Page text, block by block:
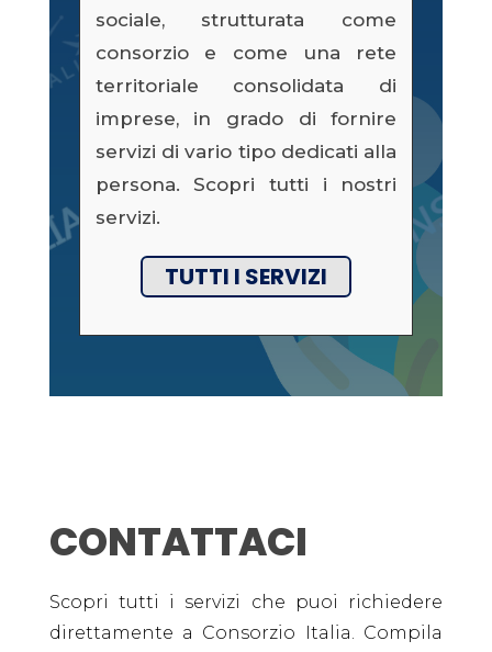
sociale, strutturata come
consorzio e come una rete
territoriale consolidata di
imprese, in grado di fornire
servizi di vario tipo dedicati alla
persona. Scopri tutti i nostri
servizi.
TUTTI I SERVIZI
CONTATTACI
Scopri tutti i servizi che puoi richiedere
direttamente a Consorzio Italia. Compila